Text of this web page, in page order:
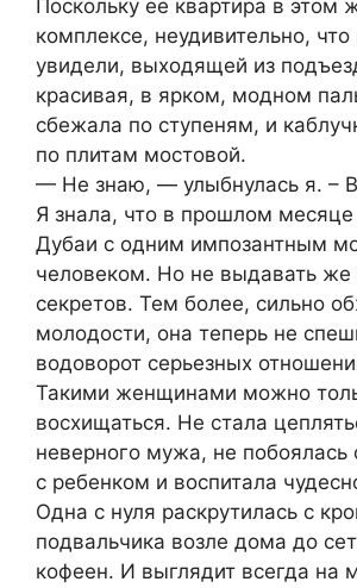
Поскольку ее квартира в этом
комплексе, неудивительно,
увидели, выходящей из
красивая, в ярком, модном
сбежала по ступеням, и
по плитам мостовой.
— Не знаю, — улыбнулась я. –
Я знала, что в прошлом месяце
Дубаи с одним импозантным
человеком. Но не выдавать же
секретов. Тем более, сильно
молодости, она теперь не
водоворот серьезных
Такими женщинами можно
восхищаться. Не стала
неверного мужа, не побоялась
с ребенком и воспитала
Одна с нуля раскрутилась с
подвальчика возле дома до
кофеен. И выглядит всегда на